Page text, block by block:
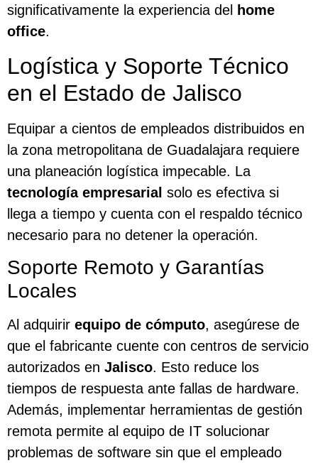
significativamente la experiencia del
home
office.
Logística y Soporte Técnico
en el Estado de Jalisco
Equipar a cientos de empleados distribuidos en
la zona metropolitana de Guadalajara requiere
una planeación logística impecable. La
tecnología empresarial solo es efectiva si
llega a tiempo y cuenta con el respaldo técnico
necesario para no detener la operación.
Soporte Remoto y Garantías
Locales
Al adquirir equipo de cómputo, asegúrese de
que el fabricante cuente con centros de servicio
autorizados en Jalisco. Esto reduce los
tiempos de respuesta ante fallas de hardware.
Además, implementar herramientas de gestión
remota permite al equipo de IT solucionar
problemas de software sin que el empleado